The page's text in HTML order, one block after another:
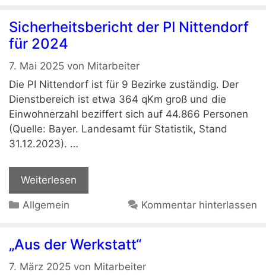
Sicherheitsbericht der PI Nittendorf
für 2024
7. Mai 2025 von Mitarbeiter
Die PI Nittendorf ist für 9 Bezirke zuständig. Der
Dienstbereich ist etwa 364 qKm groß und die
Einwohnerzahl beziffert sich auf 44.866 Personen
(Quelle: Bayer. Landesamt für Statistik, Stand
31.12.2023). …
Weiterlesen
Kategorien
Allgemein Kommentar hinterlassen
„Aus der Werkstatt“
7. März 2025 von Mitarbeiter